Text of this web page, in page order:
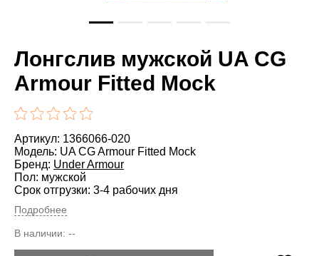
Лонгслив мужской UA CG
Armour Fitted Mock
Артикул: 1366066-020
Модель: UA CG Armour Fitted Mock
Бренд: Under Armour
Пол: мужской
Срок отгрузки: 3-4 рабочих дня
Подробнее
В наличии: --